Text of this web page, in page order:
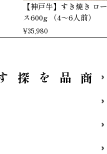
【神戸牛】すき焼き ロー
ス600g （4～6人前）
¥35,980
す